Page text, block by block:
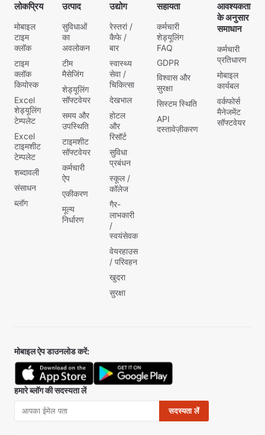
लोकप्रिय
मोबाइल
टाइम
क्लॉक
टाइम
क्लॉक
कियोस्क
Excel
शेड्यूलिंग
टेम्पलेट
Excel
टाइमशीट
टेम्पलेट
शब्दावली
संसाधन
ब्लॉग
उत्पाद
सुविधाओं
का
अवलोकन
टीम
मैसेजिंग
शेड्यूलिंग
सॉफ्टवेयर
समय और
उपस्थिति
टाइमशीट
सॉफ्टवेयर
कर्मचारी
ऐप
एकीकरण
मूल्य
निर्धारण
उद्योग
रेस्तरां /
कैफे /
बार
स्वास्थ्य
सेवा /
चिकित्सा
देखभाल
होटल
और
रिसॉर्ट
सुविधा
प्रबंधन
स्कूल /
कॉलेज
गैर-
लाभकारी
/
स्वयंसेवक
वेयरहाउस
/ परिवहन
खुदरा
सुरक्षा
सहायता
कर्मचारी
शेड्यूलिंग
FAQ
GDPR
विश्वास और
सुरक्षा
सिस्टम स्थिति
API
दस्तावेज़ीकरण
आवश्यकता
के अनुसार
समाधान
कर्मचारी
प्रतिधारण
मोबाइल
कार्यबल
वर्कफोर्स
मैनेजमेंट
सॉफ्टवेयर
मोबाइल ऐप डाउनलोड करें:
हमारे ब्लॉग की सदस्यता लें
सदस्यता लें